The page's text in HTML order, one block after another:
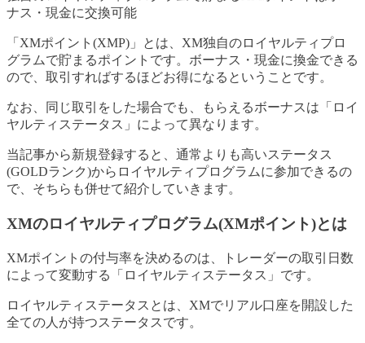
ナス・現金に交換可能
「XMポイント(XMP)」とは、XM独自のロイヤルティプロ
グラムで貯まるポイントです。ボーナス・現金に換金できる
ので、取引すればするほどお得になるということです。
なお、同じ取引をした場合でも、もらえるボーナスは「ロイ
ヤルティステータス」によって異なります。
当記事から新規登録すると、通常よりも高いステータス
(GOLDランク)からロイヤルティプログラムに参加できるの
で、そちらも併せて紹介していきます。
XMのロイヤルティプログラム(XMポイント)とは
XMポイントの付与率を決めるのは、トレーダーの取引日数
によって変動する「ロイヤルティステータス」です。
ロイヤルティステータスとは、XMでリアル口座を開設した
全ての人が持つステータスです。